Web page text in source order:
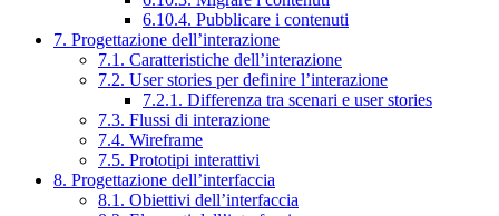
6.10.4. Pubblicare i contenuti
7. Progettazione dell’interazione
7.1. Caratteristiche dell’interazione
7.2. User stories per definire l’interazione
7.2.1. Differenza tra scenari e user stories
7.3. Flussi di interazione
7.4. Wireframe
7.5. Prototipi interattivi
8. Progettazione dell’interfaccia
8.1. Obiettivi dell’interfaccia